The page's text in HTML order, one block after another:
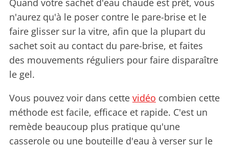
Quand votre sachet d'eau chaude est prêt, vous
n'aurez qu'à le poser contre le pare-brise et le
faire glisser sur la vitre, afin que la plupart du
sachet soit au contact du pare-brise, et faites
des mouvements réguliers pour faire disparaître
le gel.
Vous pouvez voir dans cette vidéo combien cette
méthode est facile, efficace et rapide. C'est un
remède beaucoup plus pratique qu'une
casserole ou une bouteille d'eau à verser sur le